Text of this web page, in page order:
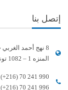
إتصل بنا
8 نهج أحمد الغربي حي المهرجان
المنزه 1 – 1082 تونس
(+216) 70 241 990
(+216) 70 241 996